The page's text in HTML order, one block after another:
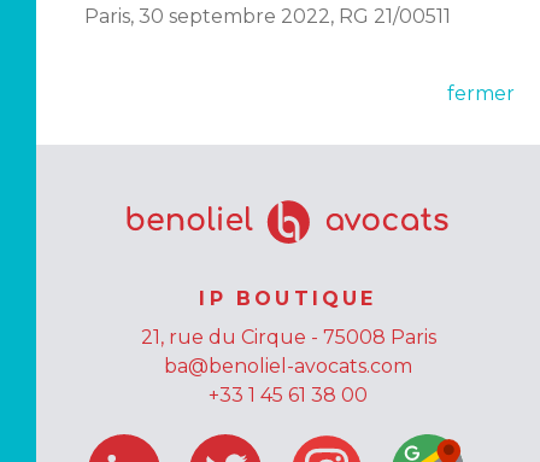
Paris, 30 septembre 2022, RG 21/00511
fermer
IP BOUTIQUE
21, rue du Cirque - 75008 Paris
ba@benoliel-avocats.com
+33 1 45 61 38 00